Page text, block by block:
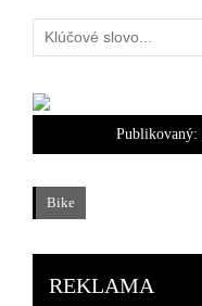
Publikovaný:
Bike
REKLAMA